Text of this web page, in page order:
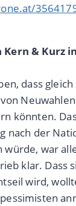
Kern & Kurz
dass gleich
könnten.
nach der
würde, war
klar. Dass
wird,